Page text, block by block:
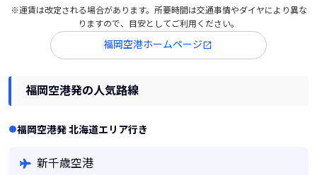
※運賃は改定される場合があります。所要時間は交通事情やダイヤにより異な
りますので、目安としてご利用ください。
福岡空港ホームページ
福岡空港発の人気路線
福岡空港発 北海道エリア行き
新千歳空港